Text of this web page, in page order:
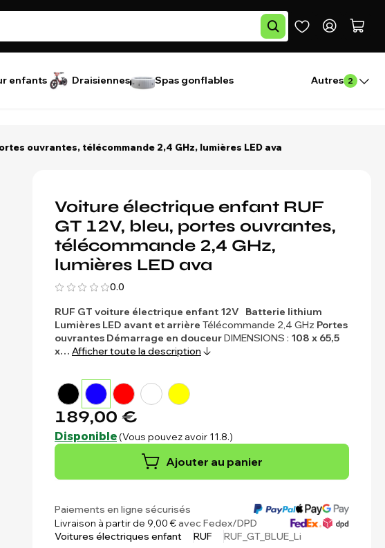
enfants Draisiennes Spas gonflables Autres 2
ouvrantes, télécommande 2,4 GHz, lumières LED ava
Voiture électrique enfant RUF
GT 12V, bleu, portes ouvrantes,
télécommande 2,4 GHz,
lumières LED ava
0.0
RUF GT voiture électrique enfant 12V
Batterie lithium
Lumières LED avant et arrière Télécommande 2,4 GHz Portes
ouvrantes Démarrage en douceurDIMENSIONS : 108 x 65,5
x… Afficher toute la description
189,00 €
Disponible(Vous pouvez avoir 11.8.)
Ajouter au panier
Paiements en ligne sécurisés
Livraison à partir de 9,00 €avec Fedex/DPD
Voitures électriques enfant
RUF RUF_GT_BLUE_Li